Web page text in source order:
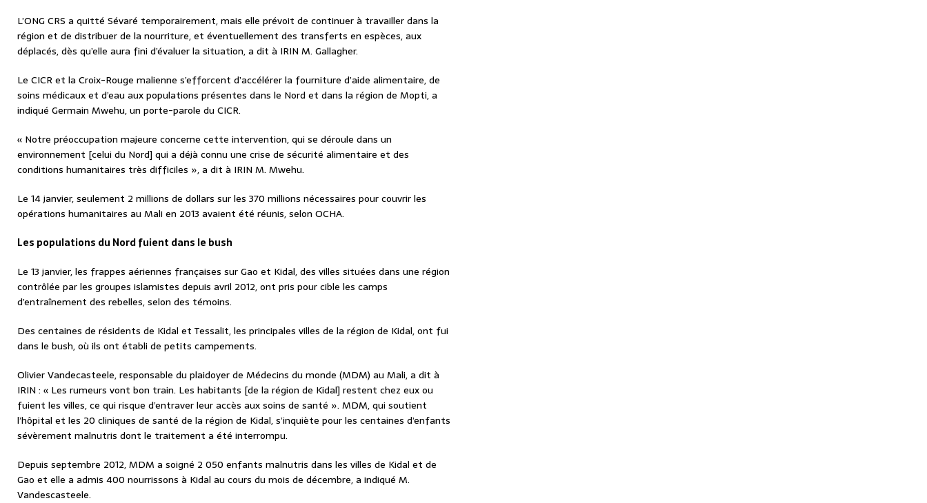
L’ONG CRS a quitté Sévaré temporairement, mais elle prévoit de continuer à travailler dans la
région et de distribuer de la nourriture, et éventuellement des transferts en espèces, aux
déplacés, dès qu’elle aura fini d’évaluer la situation, a dit à IRIN M. Gallagher.
Le CICR et la Croix-Rouge malienne s’efforcent d’accélérer la fourniture d’aide alimentaire, de
soins médicaux et d’eau aux populations présentes dans le Nord et dans la région de Mopti, a
indiqué Germain Mwehu, un porte-parole du CICR.
« Notre préoccupation majeure concerne cette intervention, qui se déroule dans un
environnement [celui du Nord] qui a déjà connu une crise de sécurité alimentaire et des
conditions humanitaires très difficiles », a dit à IRIN M. Mwehu.
Le 14 janvier, seulement 2 millions de dollars sur les 370 millions nécessaires pour couvrir les
opérations humanitaires au Mali en 2013 avaient été réunis, selon OCHA.
Les populations du Nord fuient dans le bush
Le 13 janvier, les frappes aériennes françaises sur Gao et Kidal, des villes situées dans une région
contrôlée par les groupes islamistes depuis avril 2012, ont pris pour cible les camps
d’entraînement des rebelles, selon des témoins.
Des centaines de résidents de Kidal et Tessalit, les principales villes de la région de Kidal, ont fui
dans le bush, où ils ont établi de petits campements.
Olivier Vandecasteele, responsable du plaidoyer de Médecins du monde (MDM) au Mali, a dit à
IRIN : « Les rumeurs vont bon train. Les habitants [de la région de Kidal] restent chez eux ou
fuient les villes, ce qui risque d’entraver leur accès aux soins de santé ». MDM, qui soutient
l’hôpital et les 20 cliniques de santé de la région de Kidal, s’inquiète pour les centaines d’enfants
sévèrement malnutris dont le traitement a été interrompu.
Depuis septembre 2012, MDM a soigné 2 050 enfants malnutris dans les villes de Kidal et de
Gao et elle a admis 400 nourrissons à Kidal au cours du mois de décembre, a indiqué M.
Vandescasteele.